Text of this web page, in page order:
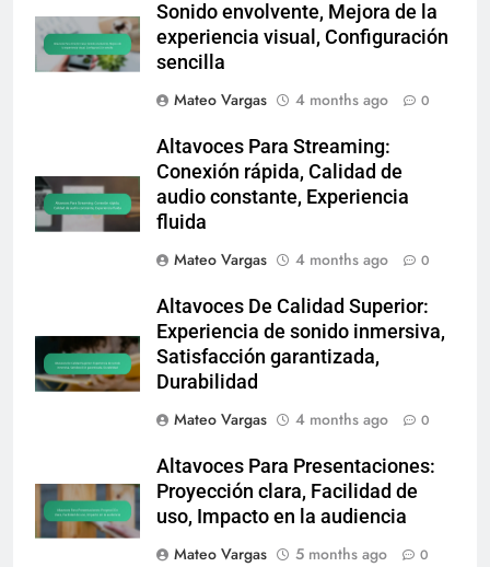
Sonido envolvente, Mejora de la
experiencia visual, Configuración
sencilla
Mateo Vargas
4 months ago 0
Altavoces Para Streaming:
Conexión rápida, Calidad de
audio constante, Experiencia
fluida
Mateo Vargas
4 months ago 0
Altavoces De Calidad Superior:
Experiencia de sonido inmersiva,
Satisfacción garantizada,
Durabilidad
Mateo Vargas
4 months ago 0
Altavoces Para Presentaciones:
Proyección clara, Facilidad de
uso, Impacto en la audiencia
Mateo Vargas
5 months ago 0